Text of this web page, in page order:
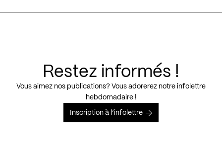
Restez informés !
Vous aimez nos publications? Vous adorerez notre infolettre
hebdomadaire !
Inscription à l’infolettre